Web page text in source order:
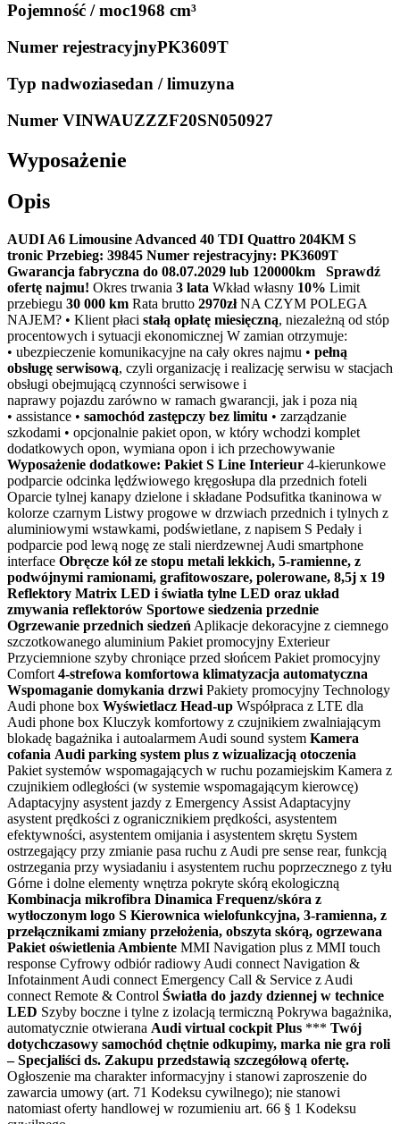
Pojemność / moc1968 cm³
Numer rejestracyjnyPK3609T
Typ nadwoziasedan / limuzyna
Numer VINWAUZZZF20SN050927
Wyposażenie
Opis
AUDI A6 Limousine Advanced 40 TDI Quattro 204KM S
tronic Przebieg: 39845 Numer rejestracyjny: PK3609T
Gwarancja fabryczna do 08.07.2029 lub 120000km
Sprawdź
ofertę najmu! Okres trwania 3 lata Wkład własny 10% Limit
przebiegu 30 000 km Rata brutto 2970złNA CZYM POLEGA
NAJEM? • Klient płaci stałą opłatę miesięczną, niezależną od stóp
procentowych i sytuacji ekonomicznej W zamian otrzymuje:
• ubezpieczenie komunikacyjne na cały okres najmu • pełną
obsługę serwisową, czyli organizację i realizację serwisu w stacjach
obsługi obejmującą czynności serwisowe i
naprawy pojazdu zarówno w ramach gwarancji, jak i poza nią
• assistance • samochód zastępczy bez limitu • zarządzanie
szkodami • opcjonalnie pakiet opon, w który wchodzi komplet
dodatkowych opon, wymiana opon i ich przechowywanie
Wyposażenie dodatkowe: Pakiet S Line Interieur 4-kierunkowe
podparcie odcinka lędźwiowego kręgosłupa dla przednich foteli
Oparcie tylnej kanapy dzielone i składane Podsufitka tkaninowa w
kolorze czarnym Listwy progowe w drzwiach przednich i tylnych z
aluminiowymi wstawkami, podświetlane, z napisem S Pedały i
podparcie pod lewą nogę ze stali nierdzewnej Audi smartphone
interface Obręcze kół ze stopu metali lekkich, 5-ramienne, z
podwójnymi ramionami, grafitowoszare, polerowane, 8,5j x 19
Reflektory Matrix LED i światła tylne LED oraz układ
zmywania reflektorów Sportowe siedzenia przednie
Ogrzewanie przednich siedzeń Aplikacje dekoracyjne z ciemnego
szczotkowanego aluminium Pakiet promocyjny Exterieur
Przyciemnione szyby chroniące przed słońcem Pakiet promocyjny
Comfort 4-strefowa komfortowa klimatyzacja automatyczna
Wspomaganie domykania drzwi Pakiety promocyjny Technology
Audi phone box Wyświetlacz Head-up Współpraca z LTE dla
Audi phone box Kluczyk komfortowy z czujnikiem zwalniającym
blokadę bagażnika i autoalarmem Audi sound system Kamera
cofania Audi parking system plus z wizualizacją otoczenia
Pakiet systemów wspomagających w ruchu pozamiejskim Kamera z
czujnikiem odległości (w systemie wspomagającym kierowcę)
Adaptacyjny asystent jazdy z Emergency Assist Adaptacyjny
asystent prędkości z ogranicznikiem prędkości, asystentem
efektywności, asystentem omijania i asystentem skrętu System
ostrzegający przy zmianie pasa ruchu z Audi pre sense rear, funkcją
ostrzegania przy wysiadaniu i asystentem ruchu poprzecznego z tyłu
Górne i dolne elementy wnętrza pokryte skórą ekologiczną
Kombinacja mikrofibra Dinamica Frequenz/skóra z
wytłoczonym logo S Kierownica wielofunkcyjna, 3-ramienna, z
przełącznikami zmiany przełożenia, obszyta skórą, ogrzewana
Pakiet oświetlenia Ambiente MMI Navigation plus z MMI touch
response Cyfrowy odbiór radiowy Audi connect Navigation &
Infotainment Audi connect Emergency Call & Service z Audi
connect Remote & Control Światła do jazdy dziennej w technice
LED Szyby boczne i tylne z izolacją termiczną Pokrywa bagażnika,
automatycznie otwierana Audi virtual cockpit Plus *** Twój
dotychczasowy samochód chętnie odkupimy, marka nie gra roli
– Specjaliści ds. Zakupu przedstawią szczegółową ofertę.
Ogłoszenie ma charakter informacyjny i stanowi zaproszenie do
zawarcia umowy (art. 71 Kodeksu cywilnego); nie stanowi
natomiast oferty handlowej w rozumieniu art. 66 § 1 Kodeksu